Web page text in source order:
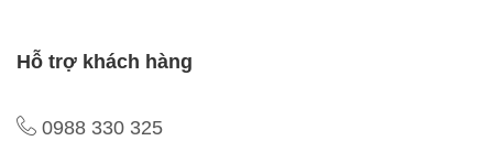
Hỗ trợ khách hàng
0988 330 325